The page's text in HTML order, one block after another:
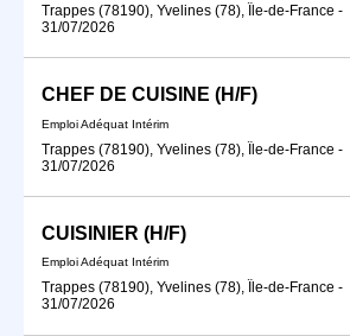
Trappes (78190), Yvelines (78), Île-de-France -
31/07/2026
CHEF DE CUISINE (H/F)
Emploi Adéquat Intérim
Trappes (78190), Yvelines (78), Île-de-France -
31/07/2026
CUISINIER (H/F)
Emploi Adéquat Intérim
Trappes (78190), Yvelines (78), Île-de-France -
31/07/2026